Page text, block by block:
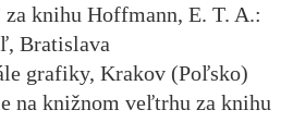
za knihu Hoffmann, E. T. A.:
Bratislava
grafiky, Krakov (Poľsko)
na knižnom veľtrhu za knihu